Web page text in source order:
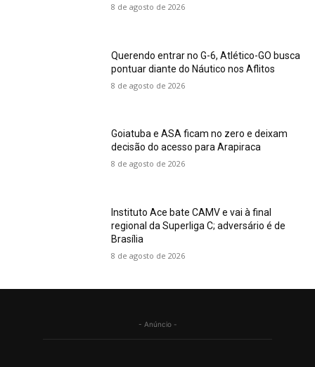
8 de agosto de 2026
Querendo entrar no G-6, Atlético-GO busca
pontuar diante do Náutico nos Aflitos
8 de agosto de 2026
Goiatuba e ASA ficam no zero e deixam
decisão do acesso para Arapiraca
8 de agosto de 2026
Instituto Ace bate CAMV e vai à final
regional da Superliga C; adversário é de
Brasília
8 de agosto de 2026
- Anúncio -